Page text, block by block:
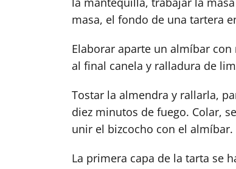
masa, el fondo de una tartera
Elaborar aparte un almíbar
al final canela y ralladura de
Tostar la almendra y rallarla,
diez minutos de fuego. Colar,
unir el bizcocho con el almíbar.
La primera capa de la tarta se